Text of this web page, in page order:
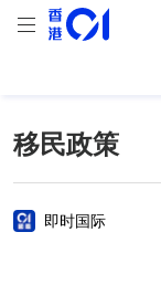
移民政策
即时国际